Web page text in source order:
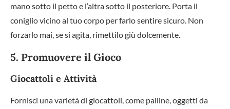
mano sotto il petto e l’altra sotto il posteriore. Porta il
coniglio vicino al tuo corpo per farlo sentire sicuro. Non
forzarlo mai, se si agita, rimettilo giù dolcemente.
5. Promuovere il Gioco
Giocattoli e Attività
Fornisci una varietà di giocattoli, come palline, oggetti da